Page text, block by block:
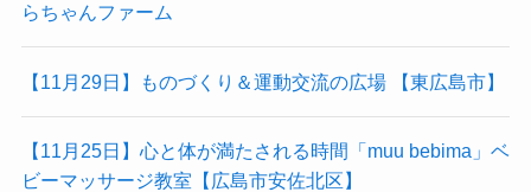
らちゃんファーム
【11月29日】ものづくり＆運動交流の広場 【東広島市】
【11月25日】心と体が満たされる時間「muu bebima」ベ
ビーマッサージ教室【広島市安佐北区】